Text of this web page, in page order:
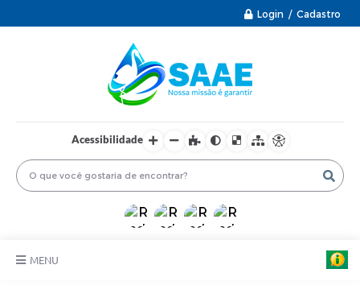
Login / Cadastro
Acessibilidade
MENU